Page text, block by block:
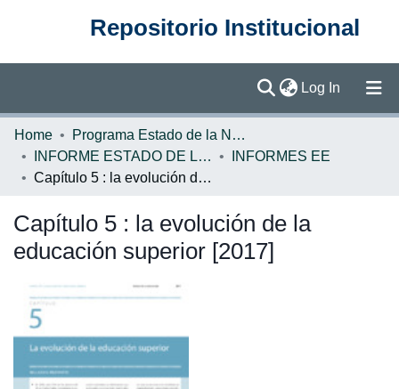
Repositorio Institucional
Log In (current)
Communities & Collections
Home
Programa Estado de la Nación (PEN)
INFORME ESTADO DE LA EDUCACION
INFORMES EE
Capítulo 5 : la evolución de la educación superior [2017]
Capítulo 5 : la evolución de la
educación superior [2017]